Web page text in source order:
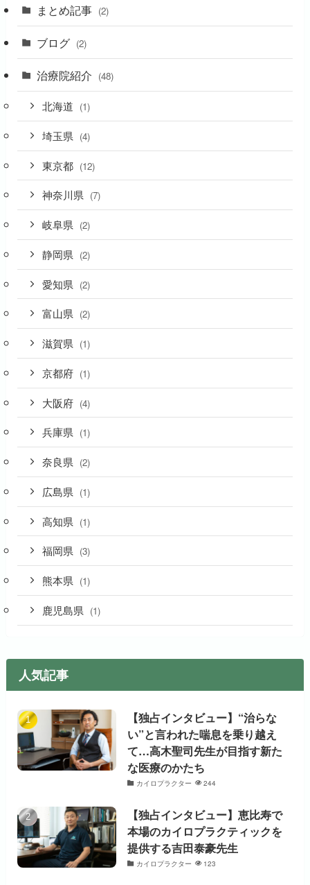
まとめ記事 (2)
ブログ (2)
治療院紹介 (48)
北海道 (1)
埼玉県 (4)
東京都 (12)
神奈川県 (7)
岐阜県 (2)
静岡県 (2)
愛知県 (2)
富山県 (2)
滋賀県 (1)
京都府 (1)
大阪府 (4)
兵庫県 (1)
奈良県 (2)
広島県 (1)
高知県 (1)
福岡県 (3)
熊本県 (1)
鹿児島県 (1)
人気記事
【独占インタビュー】“治らな
い”と言われた喘息を乗り越え
て…高木聖司先生が目指す新た
な医療のかたち
カイロプラクター 244
【独占インタビュー】恵比寿で
本場のカイロプラクティックを
提供する吉田泰豪先生
カイロプラクター 123